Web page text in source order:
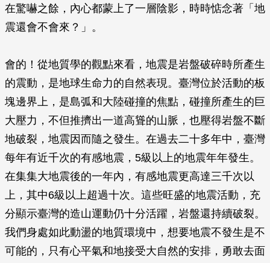
在驚嚇之餘，內心都蒙上了一層陰影，時時惦念著「地
震還會不會來？」。
會的！從地質學的觀點來看，地震是岩盤破碎時所產生
的震動，是地球生命力的自然表現。臺灣位於活動的板
塊邊界上，是島弧和大陸碰撞的焦點，碰撞所產生的巨
大壓力，不但推擠出一道高聳的山脈，也壓得岩盤不斷
地破裂，地震因而隨之發生。在過去二十多年中，臺灣
每年有近千次的有感地震，5級以上的地震年年發生。
在集集大地震後的一年內，有感地震更高達三千次以
上，其中6級以上超過十次。這些旺盛的地震活動，充
分顯示臺灣的造山運動仍十分活躍，岩盤還持續破裂。
我們身處如此動盪的地質環境中，想要地震不發生是不
可能的，只有心平氣和地接受大自然的安排，勇敢去面